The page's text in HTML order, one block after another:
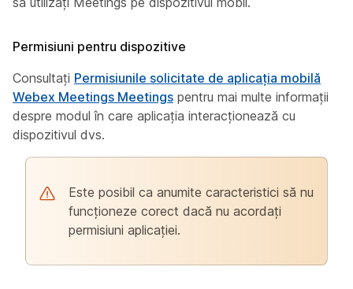
Permisiuni pentru dispozitive
Consultați Permisiunile solicitate de aplicația mobilă
Webex Meetings Meetings pentru mai multe informații
despre modul în care aplicația interacționează cu
dispozitivul dvs.
Este posibil ca anumite caracteristici să nu
funcționeze corect dacă nu acordați
permisiuni aplicației.